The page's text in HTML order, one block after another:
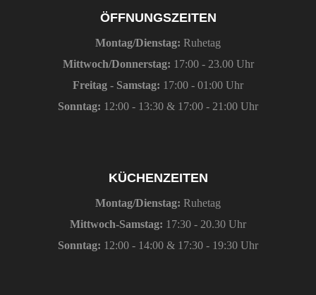
ÖFFNUNGSZEITEN
Montag/Dienstag: Ruhetag
Mittwoch/Donnerstag: 17:00 - 23.00 Uhr
Freitag - Samstag: 17:00 - 01:00 Uhr
Sonntag: 12:00 - 13:30 & 17:00 - 21:00 Uhr
KÜCHENZEITEN
Montag/Dienstag: Ruhetag
Mittwoch-Samstag: 17:30 - 20.30 Uhr
Sonntag: 12:00 - 14:00 & 17:30 - 19:30 Uhr